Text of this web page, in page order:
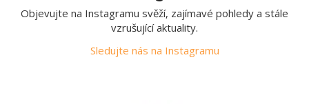
Objevujte na Instagramu svěží, zajímavé pohledy a stále
vzrušující aktuality.
Sledujte nás na Instagramu